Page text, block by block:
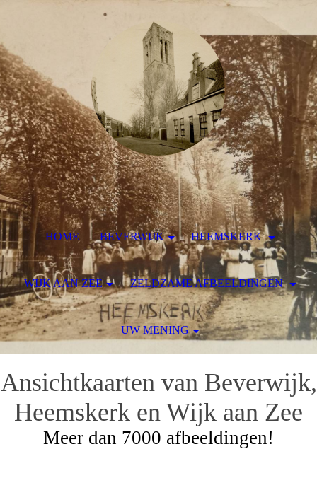
Ansichtkaarten van Beverwijk,
Heemskerk en Wijk aan Zee
Meer dan 7000 afbeeldingen!
HOME BEVERWIJK HEEMSKERK
WIJK AAN ZEE ZELDZAME AFBEELDINGEN
UW MENING